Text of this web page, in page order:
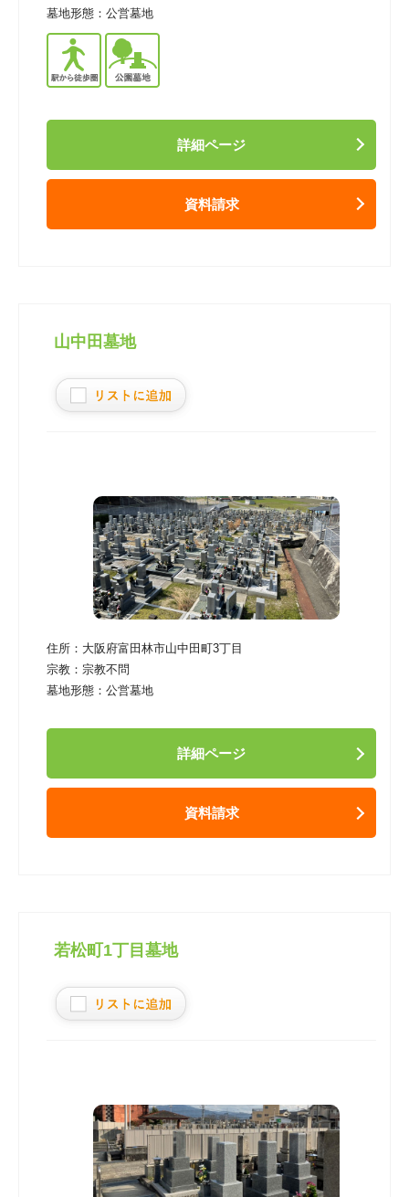
墓地形態： 公営墓地
詳細ページ
資料請求
山中田墓地
住所： 大阪府富田林市山中田町3丁目
宗教： 宗教不問
墓地形態： 公営墓地
詳細ページ
資料請求
若松町1丁目墓地